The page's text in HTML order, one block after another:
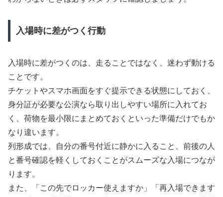
入場時に差がつく行動
入場時に差がつくのは、走ることではなく、迷わず動ける
ことです。
チケットやスマホ画面をすぐ提示できる状態にしておく、
身分証が必要な公演なら取り出しやすい場所に入れてお
く、荷物を最小限にまとめておくといった準備だけでもか
なり違います。
列形成では、自分の番号付近に静かに入ること、前後の人
と番号確認を軽くしておくことがスムーズな入場につなが
ります。
また、「この先でロッカー使えますか」「再入場できます